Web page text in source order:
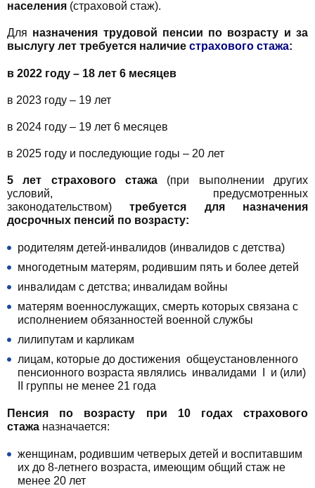
населения (страховой стаж).
Для назначения трудовой пенсии по возрасту и за
выслугу лет требуется наличие страхового стажа:
в 2022 году – 18 лет 6 месяцев
в 2023 году – 19 лет
в 2024 году – 19 лет 6 месяцев
в 2025 году и последующие годы – 20 лет
5 лет страхового стажа (при выполнении других
условий, предусмотренных
законодательством)требуется для назначения
досрочных пенсий по возрасту:
родителям детей-инвалидов (инвалидов с детства)
многодетным матерям, родившим пять и более детей
инвалидам с детства; инвалидам войны
матерям военнослужащих, смерть которых связана с
исполнением обязанностей военной службы
лилипутам и карликам
лицам, которые до достижения общеустановленного
пенсионного возраста являлись инвалидами I и (или)
II группы не менее 21 года
Пенсия по возрасту при 10 годах страхового
стажа назначается:
женщинам, родившим четверых детей и воспитавшим
их до 8-летнего возраста, имеющим общий стаж не
менее 20 лет